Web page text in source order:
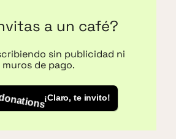
a un café?
sin publicidad ni
muros de pago.
¡Claro, te invito!